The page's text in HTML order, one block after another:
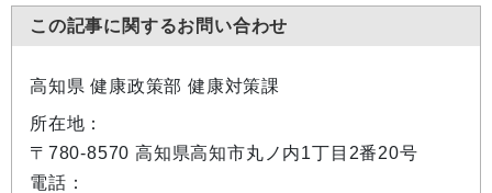
この記事に関するお問い合わせ
高知県 健康政策部 健康対策課
所在地：
〒780-8570 高知県高知市丸ノ内1丁目2番20号
電話：